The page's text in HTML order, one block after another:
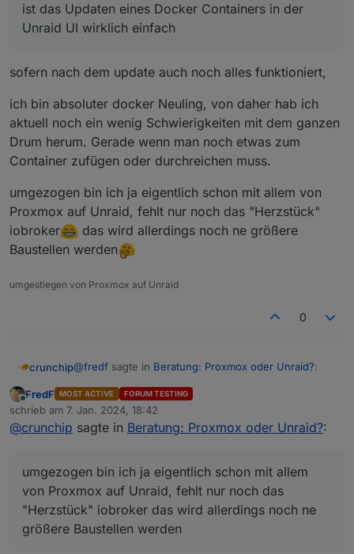
ist das Updaten eines Docker Containers in der
Unraid UI wirklich einfach
sofern nach dem update auch noch alles funktioniert,
ich bin absoluter docker Neuling, von daher hab ich
aktuell noch ein wenig Schwierigkeiten mit dem ganzen
Drum herum. Gerade wenn man noch etwas zum
Container zufügen oder durchreichen muss.
umgezogen bin ich ja eigentlich schon mit allem von
Proxmox auf Unraid, fehlt nur noch das "Herzstück"
iobroker
das wird allerdings noch ne größere
Baustellen werden
umgestiegen von Proxmox auf Unraid
0
crunchip@fredf sagte in Beratung: Proxmox oder Unraid?:
Naja, man kann ja die Platten zuordnen.
allerdings bin ich bei mir am suchen warum jede
Stunde die Platten wieder starten, spindown 15min,
manchmal bleiben sie auch mehrere Stunden down
@fredfsagte in Beratung: Proxmox oder Unraid?
Und Backup gibt es natürlich auch
Online
FredF MOST ACTIVE FORUM TESTING
schrieb am 7. Jan. 2024, 18:42
zuletzt editiert von
@crunchip sagte in Beratung: Proxmox oder Unraid?:
umgezogen bin ich ja eigentlich schon mit allem
von Proxmox auf Unraid, fehlt nur noch das
"Herzstück" iobroker das wird allerdings noch ne
größere Baustellen werden